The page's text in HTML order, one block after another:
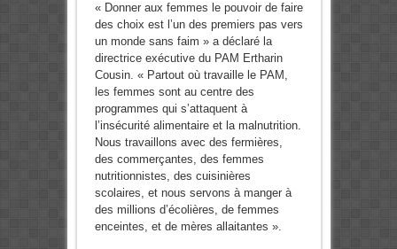
« Donner aux femmes le pouvoir de faire
des choix est l’un des premiers pas vers
un monde sans faim » a déclaré la
directrice exécutive du PAM Ertharin
Cousin. « Partout où travaille le PAM,
les femmes sont au centre des
programmes qui s’attaquent à
l’insécurité alimentaire et la malnutrition.
Nous travaillons avec des fermières,
des commerçantes, des femmes
nutritionnistes, des cuisinières
scolaires, et nous servons à manger à
des millions d’écolières, de femmes
enceintes, et de mères allaitantes ».